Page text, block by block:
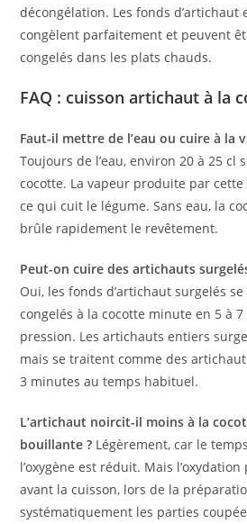
décongélation. Les fonds d’artichaut
congèlent parfaitement et peuvent
congelés dans les plats chauds.
FAQ : cuisson artichaut à la
Faut-il mettre de l’eau ou cuire à la
Toujours de l’eau, environ 20 à 25 cl
cocotte. La vapeur produite par
ce qui cuit le légume. Sans eau, la
brûle rapidement le revêtement.
Peut-on cuire des artichauts
Oui, les fonds d’artichaut surgelés
congelés à la cocotte minute en 5 à
pression. Les artichauts entiers
mais se traitent comme des
3 minutes au temps habituel.
L’artichaut noircit-il moins à la
bouillante ? Légèrement, car le
l’oxygène est réduit. Mais
avant la cuisson, lors de la
systématiquement les parties